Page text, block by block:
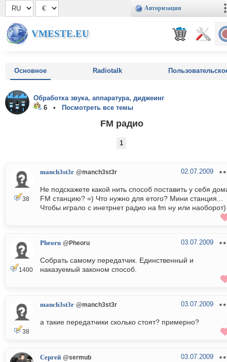
Авторизация
VMESTE.EU
Основное Radiotalk
Обработка звука, аппаратура, диджеинг
6 •
Посмотреть все темы
FM радио
1
38
manch3st3r @manch3st3r 02.07.2009
Не подскажете какой нить способ поставить у себя
FM станцию? =) Что нужно для етого? Мини станция...
Чтобы играло с инетрнет радио на fm ну или наоборот)
1400
Pheoru @Pheoru 03.07.2009
Собрать самому передатчик. Единственный и
наказуемый законом способ.
38
manch3st3r @manch3st3r 03.07.2009
а такие передатчики сколько стоят? примерно?
Сергей @sermub 03.07.2009